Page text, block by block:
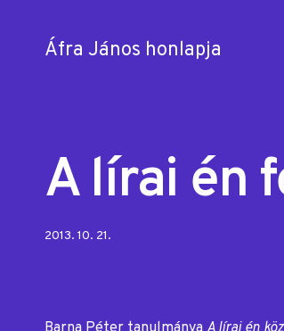
Áfra János honlapja
A lírai én
Posted
2013. 10. 21.